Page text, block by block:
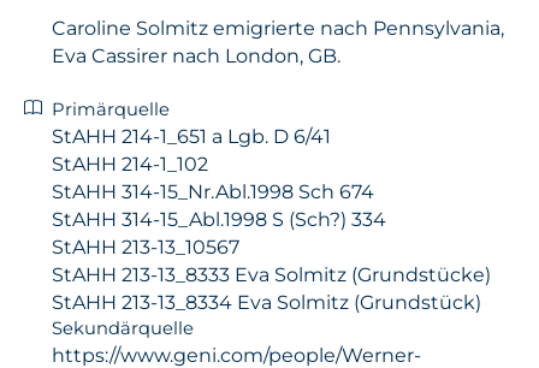
Caroline Solmitz emigrierte nach Pennsylvania,
Eva Cassirer nach London, GB.
Primärquelle
StAHH 214-1_651 a Lgb. D 6/41
StAHH 214-1_102
StAHH 314-15_Nr.Abl.1998 Sch 674
StAHH 314-15_Abl.1998 S (Sch?) 334
StAHH 213-13_10567
StAHH 213-13_8333 Eva Solmitz (Grundstücke)
StAHH 213-13_8334 Eva Solmitz (Grundstück)
Sekundärquelle
https://www.geni.com/people/Werner-